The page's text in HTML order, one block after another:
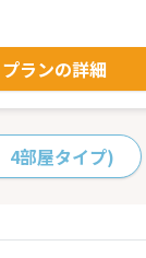
プランの詳細
4部屋タイプ)